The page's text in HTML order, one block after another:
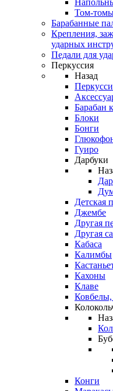
Том-
Барабанные
Крепления,
ударных
Педали для
Перкуссия
Назад
Барабан
Блоки
Бонги
Гуиро
Дарбуки
Детская
Джембе
Другая
Другая
Кабаса
Калимбы
Кахоны
Клаве
Ковбелы,
Конги